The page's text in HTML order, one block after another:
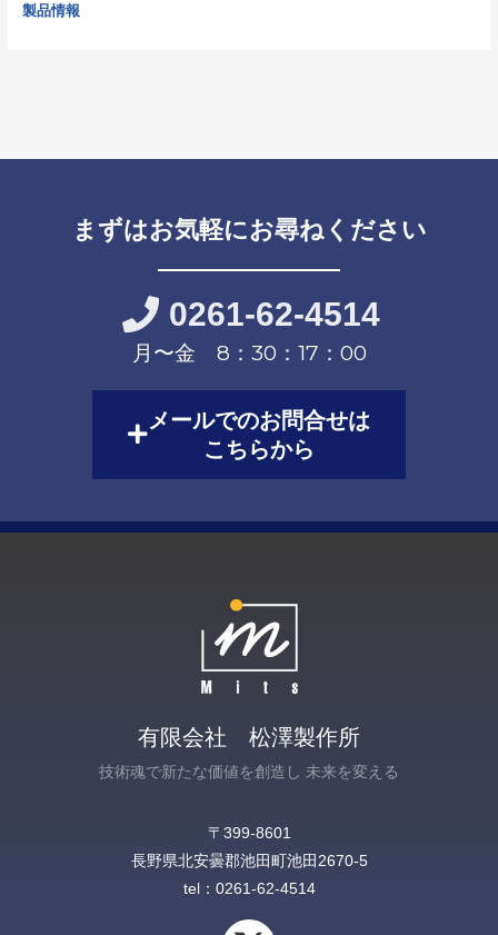
製品情報
まずはお気軽にお尋ねください
0261-62-4514
月〜金 8：30：17：00
メールでのお問合せは
こちらから
有限会社 松澤製作所
技術魂で新たな価値を創造し 未来を変える
〒399-8601
長野県北安曇郡池田町池田2670-5‎
tel：0261-62-4514